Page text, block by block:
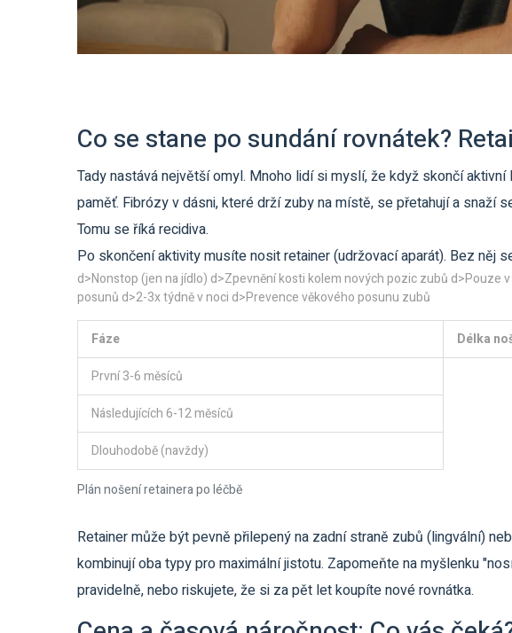
Co se stane po sundání rovnátek?
Tady nastává největší omyl. Mnoho lidí si myslí, že když skončí aktivní
paměť. Fibrózy v dásni, které drží zuby na místě, se přetahují a snaží
Tomu se říká recidiva.
Po skončení aktivity musíte nositretainer(udržovací aparát). Bez něj
d>Nonstop (jen na jídlo) d>Zpevnění kosti kolem nových pozic zubů d>Pouze
posunů d>2-3x týdně v noci d>Prevence věkového posunu zubů
Plán nošení retainera po léčbě
Fáze Délka
První 3-6 měsíců
Následujících 6-12 měsíců
Dlouhodobě (navždy)
Retainer může být pevně přilepený na zadní straně zubů (lingvální)
kombinují oba typy pro maximální jistotu. Zapomeňte na myšlenku
pravidelně, nebo riskujete, že si za pět let koupíte nové rovnátka.